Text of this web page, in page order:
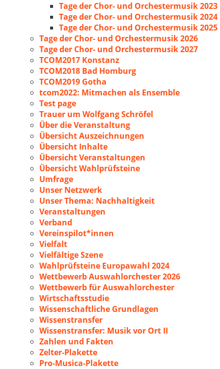
Tage der Chor- und Orchestermusik 2023
Tage der Chor- und Orchestermusik 2024
Tage der Chor- und Orchestermusik 2025
Tage der Chor- und Orchestermusik 2026
Tage der Chor- und Orchestermusik 2027
TCOM2017 Konstanz
TCOM2018 Bad Homburg
TCOM2019 Gotha
tcom2022: Mitmachen als Ensemble
Test page
Trauer um Wolfgang Schröfel
Über die Veranstaltung
Übersicht Auszeichnungen
Übersicht Inhalte
Übersicht Veranstaltungen
Übersicht Wahlprüfsteine
Umfrage
Unser Netzwerk
Unser Thema: Nachhaltigkeit
Veranstaltungen
Verband
Vereinspilot*innen
Vielfalt
Vielfältige Szene
Wahlprüfsteine Europawahl 2024
Wettbewerb Auswahlorchester 2026
Wettbewerb für Auswahlorchester
Wirtschaftsstudie
Wissenschaftliche Grundlagen
Wissenstransfer
Wissenstransfer: Musik vor Ort II
Zahlen und Fakten
Zelter-Plakette
Pro-Musica-Plakette